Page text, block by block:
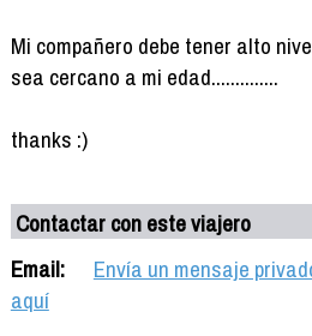
Mi compañero debe tener alto
sea cercano a mi edad..............
thanks :)
Contactar con este viajero
Email:
Envía un mensaje
aquí